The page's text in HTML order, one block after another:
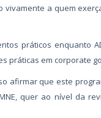
vivamente a quem
práticos enquanto
práticas em corporate
afirmar que este
quer ao nível da